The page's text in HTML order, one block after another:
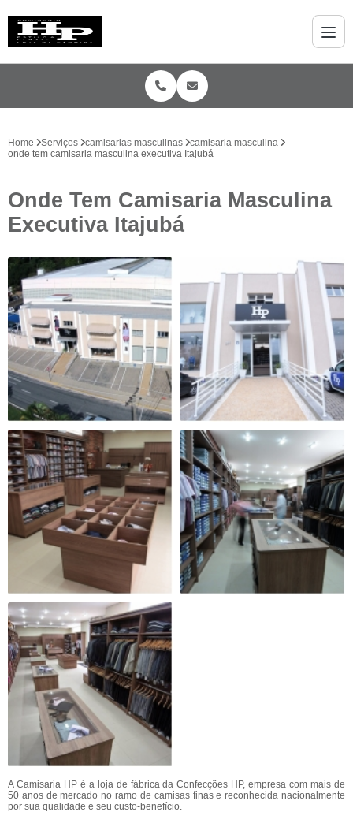
Home Serviços camisarias masculinas
camisaria masculina
onde tem camisaria masculina executiva Itajubá
Onde Tem Camisaria Masculina
Executiva Itajubá
A Camisaria HP é a loja de fábrica da Confecções HP, empresa com mais de
50 anos de mercado no ramo de camisas finas e reconhecida nacionalmente
por sua qualidade e seu custo-benefício.